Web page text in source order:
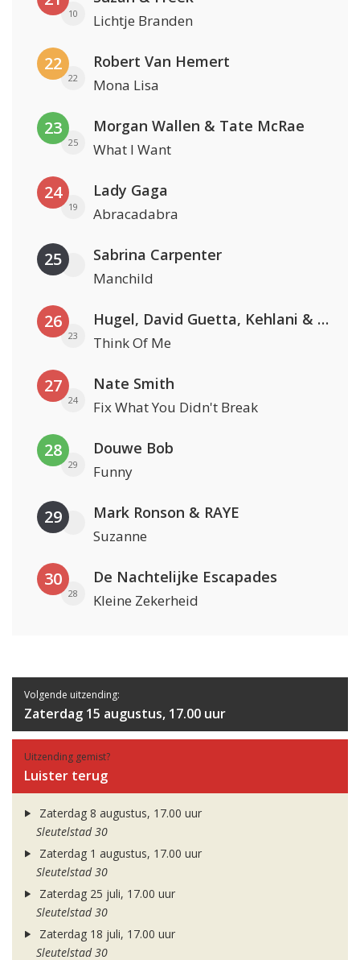
10 Lichtje Branden
22
22
Robert Van Hemert
Mona Lisa
23
25
Morgan Wallen & Tate McRae
What I Want
24
19
Lady Gaga
Abracadabra
25 Sabrina Carpenter
Manchild
26
23
Hugel, David Guetta, Kehlani & Daecolm
Think Of Me
27
24
Nate Smith
Fix What You Didn't Break
28
29
Douwe Bob
Funny
29 Mark Ronson & RAYE
Suzanne
30
28
De Nachtelijke Escapades
Kleine Zekerheid
Volgende uitzending:
Zaterdag 15 augustus, 17.00 uur
Uitzending gemist?
Luister terug
Zaterdag 8 augustus, 17.00 uur
Sleutelstad 30
Zaterdag 1 augustus, 17.00 uur
Sleutelstad 30
Zaterdag 25 juli, 17.00 uur
Sleutelstad 30
Zaterdag 18 juli, 17.00 uur
Sleutelstad 30